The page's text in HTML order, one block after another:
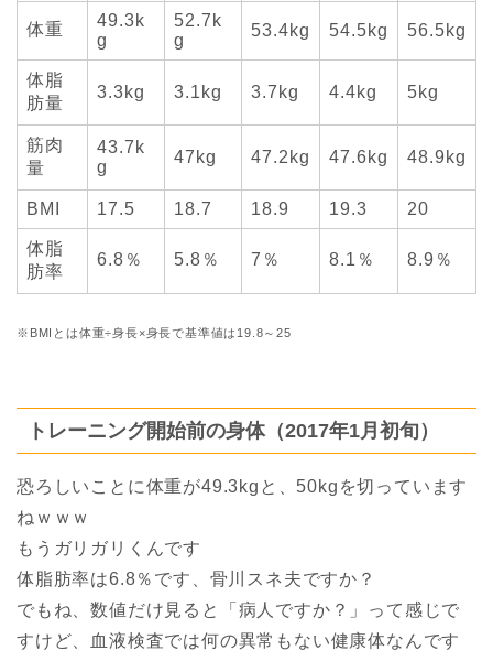
体重
49.3k
g
52.7k
g
53.4kg 54.5kg 56.5kg
体脂
肪量
3.3kg 3.1kg 3.7kg 4.4kg 5kg
筋肉
量
43.7k
g
47kg 47.2kg 47.6kg 48.9kg
BMI 17.5 18.7 18.9 19.3 20
体脂
肪率
6.8％ 5.8％ 7％ 8.1％ 8.9％
※BMIとは体重÷身長×身長で基準値は19.8～25
トレーニング開始前の身体（2017年1月初旬）
恐ろしいことに体重が49.3kgと、50kgを切っています
ねｗｗｗ
もうガリガリくんです
体脂肪率は6.8％です、骨川スネ夫ですか？
でもね、数値だけ見ると「病人ですか？」って感じで
すけど、血液検査では何の異常もない健康体なんです